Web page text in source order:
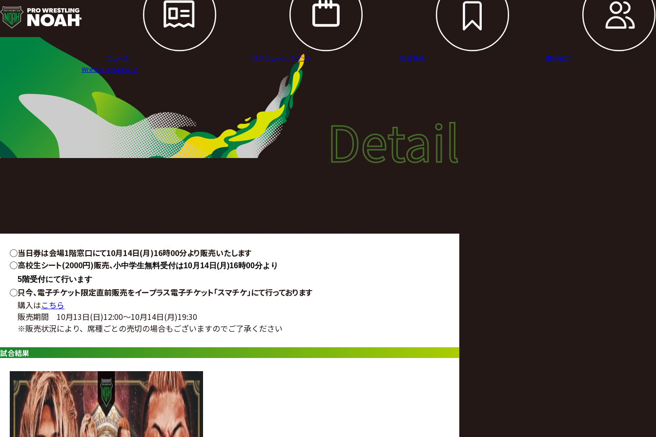
試
合
レ
ス
ノ
ア
公
式
ト
ニュース スケジュール/チケット 試合結果
選手紹介
Wrestle Universe ↗︎
Detail
試合結果
Detail
STAR NAVIGATION PREMIUM〜AKITOSHI
◯当日券は会場1階窓口にて10月14日(月)16時00分より販売いたします
◯高校生シート(2000円)販売、小中学生無料受付は10月14日(月)16時00分より
5階受付にて行います
◯只今、電子チケット限定直前販売をイープラス電子チケット「スマチケ」にて行っております
購入はこちら
販売期間 10月13日(日)12:00～10月14日(月)19:30
※販売状況により、席種ごとの売切の場合もございますのでご了承ください
試合結果